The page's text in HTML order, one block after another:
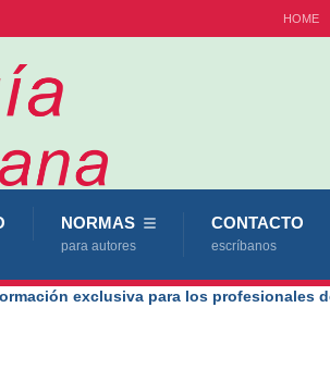
HOME
NORMAS
para autores
CONTACTO
escríbanos
exclusiva para los profesionales